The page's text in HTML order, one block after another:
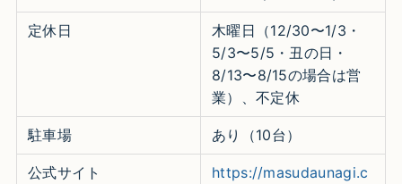
定休日
木曜日（12/30〜1/3・
5/3〜5/5・丑の日・
8/13〜8/15の場合は営
業）、不定休
駐車場 あり（10台）
公式サイト
https://masudaunagi.c